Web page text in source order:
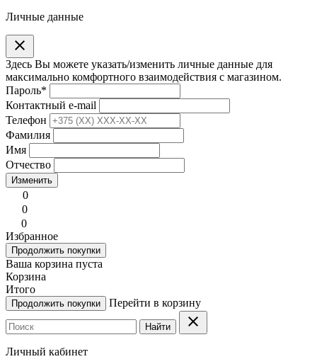
Личные данные
clear
Здесь Вы можете указать/изменить личные данные для
максимально комфортного взаимодействия с магазином.
Пароль*
Контактный e-mail
Телефон
Фамилия
Имя
Отчество
Изменить
0
0
0
Избранное
Продолжить покупки
Ваша корзина пуста
Корзина
Итого
Продолжить покупки Перейти в корзину
Найти clear
Личный кабинет